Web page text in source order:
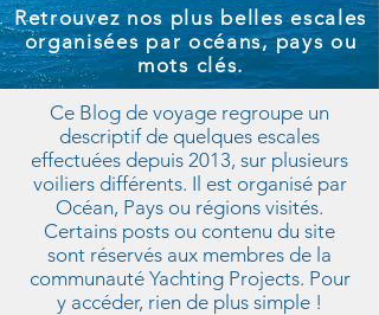
Retrouvez nos plus belles escales
organisées par océans, pays ou
mots clés.
Ce Blog de voyage regroupe un
descriptif de quelques escales
effectuées depuis 2013, sur plusieurs
voiliers différents. Il est organisé par
Océan, Pays ou régions visités.
Certains posts ou contenu du site
sont réservés aux membres de la
communauté Yachting Projects. Pour
y accéder, rien de plus simple !